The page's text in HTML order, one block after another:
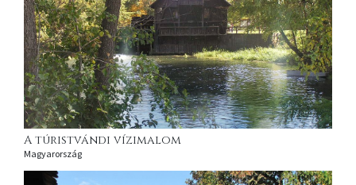
A túristvándi vízimalom
Magyarország